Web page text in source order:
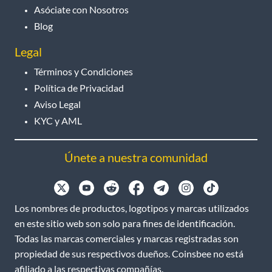
Asóciate con Nosotros
Blog
Legal
Términos y Condiciones
Política de Privacidad
Aviso Legal
KYC y AML
Únete a nuestra comunidad
Los nombres de productos, logotipos y marcas utilizados
en este sitio web son solo para fines de identificación.
Todas las marcas comerciales y marcas registradas son
propiedad de sus respectivos dueños. Coinsbee no está
afiliado a las respectivas compañías.